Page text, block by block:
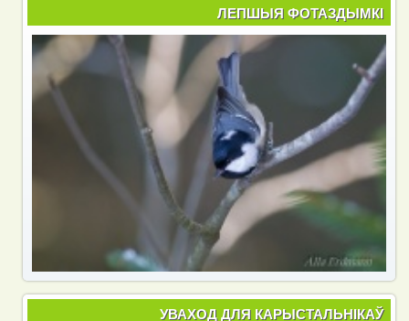
ЛЕПШЫЯ ФОТАЗДЫМКІ
УВАХОД ДЛЯ КАРЫСТАЛЬНІКАЎ